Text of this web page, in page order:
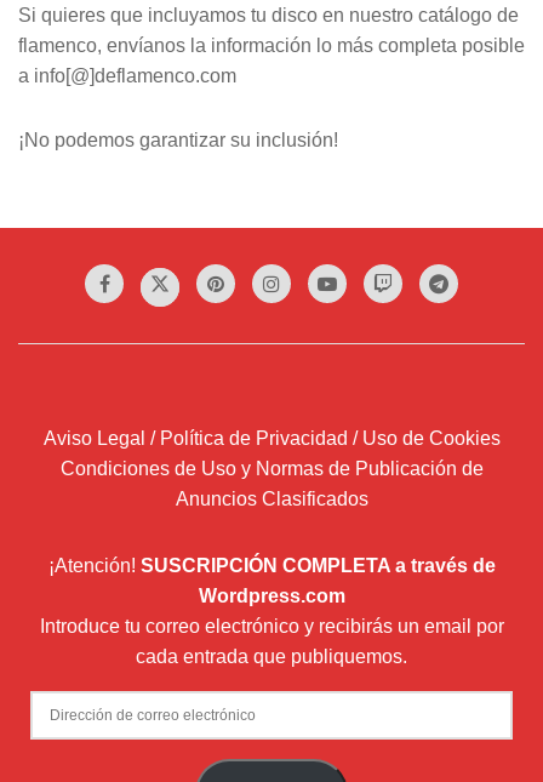
Si quieres que incluyamos tu disco en nuestro catálogo de
flamenco, envíanos la información lo más completa posible
a info[@]deflamenco.com
¡No podemos garantizar su inclusión!
Aviso Legal / Política de Privacidad / Uso de Cookies
Condiciones de Uso y Normas de Publicación de
Anuncios Clasificados
¡Atención! SUSCRIPCIÓN COMPLETA a través de
Wordpress.com
Introduce tu correo electrónico y recibirás un email por
cada entrada que publiquemos.
Dirección
de